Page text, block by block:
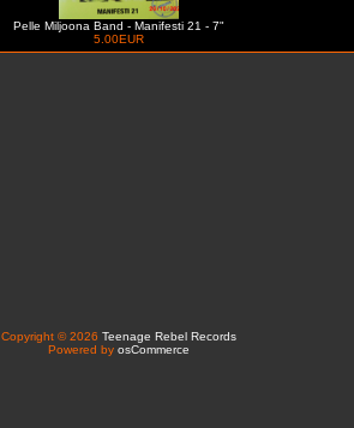
Pelle Miljoona Band - Manifesti 21 - 7"
5.00EUR
Copyright © 2026 Teenage Rebel Records
Powered by osCommerce